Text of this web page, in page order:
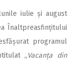
iulie și august
Înaltpreasfințitului
programul
„Vacanța din